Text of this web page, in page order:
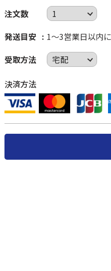
注文数
発送目安
1～3営業日以内
受取方法
決済方法